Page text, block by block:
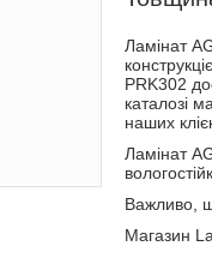
Ламінат
PRK302
каталозі
наших
Ламінат
Важливо,
Магазин